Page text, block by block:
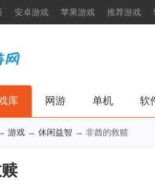
安卓游戏 苹果游戏 推荐游戏
库 网游 单机 软
游戏 → 休闲益智 → 非酋的救赎